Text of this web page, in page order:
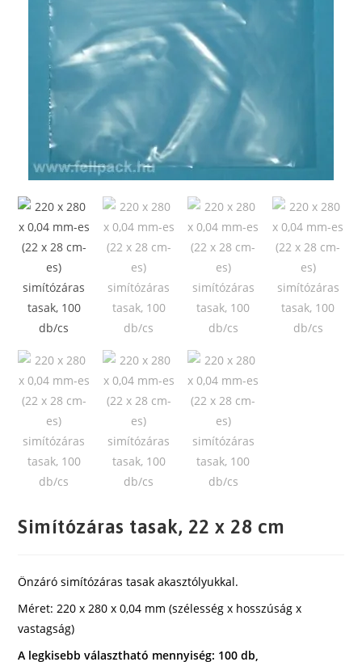
Simítózáras tasak, 22 x 28 cm
Önzáró simítózáras tasak akasztólyukkal.
Méret: 220 x 280 x 0,04 mm (szélesség x hosszúság x
vastagság)
A legkisebb választható mennyiség: 100 db,